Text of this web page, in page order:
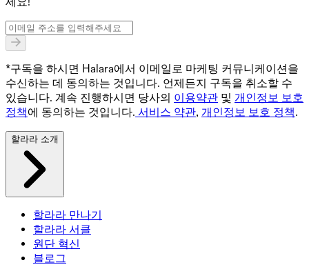
*구독을 하시면 Halara에서 이메일로 마케팅 커뮤니케이션을
수신하는 데 동의하는 것입니다. 언제든지 구독을 취소할 수
있습니다. 계속 진행하시면 당사의 이용약관 및 개인정보 보호
정책에 동의하는 것입니다. 서비스 약관, 개인정보 보호 정책.
할라라 소개
할라라 만나기
할라라 서클
원단 혁신
블로그